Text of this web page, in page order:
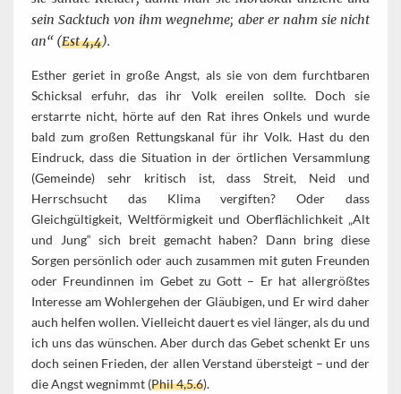
sein Sacktuch von ihm wegnehme; aber er nahm sie nicht
an“ (Est 4,4).
Esther geriet in große Angst, als sie von dem furchtbaren
Schicksal erfuhr, das ihr Volk ereilen sollte. Doch sie
erstarrte nicht, hörte auf den Rat ihres Onkels und wurde
bald zum großen Rettungskanal für ihr Volk. Hast du den
Eindruck, dass die Situation in der örtlichen Versammlung
(Gemeinde) sehr kritisch ist, dass Streit, Neid und
Herrschsucht das Klima vergiften? Oder dass
Gleichgültigkeit, Weltförmigkeit und Oberflächlichkeit „Alt
und Jung“ sich breit gemacht haben? Dann bring diese
Sorgen persönlich oder auch zusammen mit guten Freunden
oder Freundinnen im Gebet zu Gott – Er hat allergrößtes
Interesse am Wohlergehen der Gläubigen, und Er wird daher
auch helfen wollen. Vielleicht dauert es viel länger, als du und
ich uns das wünschen. Aber durch das Gebet schenkt Er uns
doch seinen Frieden, der allen Verstand übersteigt – und der
die Angst wegnimmt (Phil 4,5.6).